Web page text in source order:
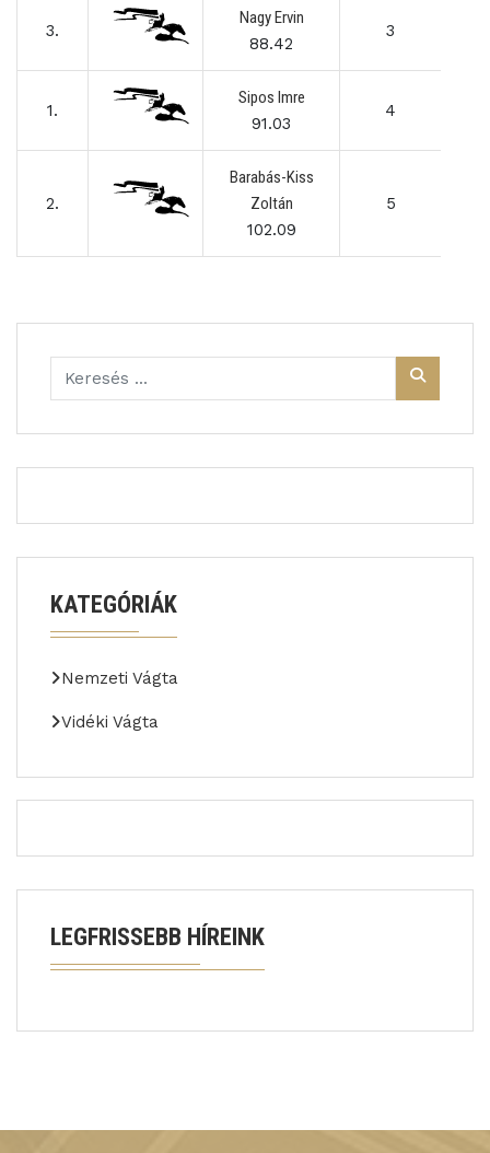
3.
Nagy Ervin
88.42
3
1.
Sipos Imre
91.03
4
2.
Barabás-Kiss
Zoltán
102.09
5
KATEGÓRIÁK
Nemzeti Vágta
Vidéki Vágta
LEGFRISSEBB HÍREINK